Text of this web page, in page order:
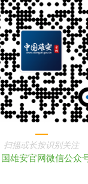
扫描或长按识别关注
雄安官网微信公众